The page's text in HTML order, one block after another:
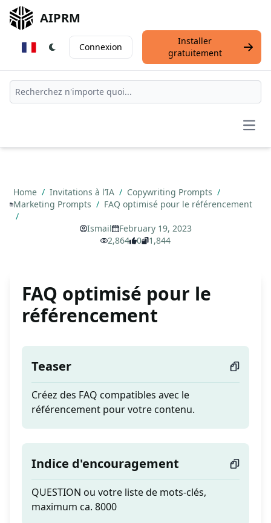
AIPRM
Connexion
Installer
gratuitement
Home / Invitations à l’IA / Copywriting Prompts /
Marketing Prompts / FAQ optimisé pour le référencement
/
Ismail
February 19, 2023
2,864
0 1,844
FAQ optimisé pour le
référencement
Teaser
Créez des FAQ compatibles avec le
référencement pour votre contenu.
Indice d'encouragement
QUESTION ou votre liste de mots-clés,
maximum ca. 8000